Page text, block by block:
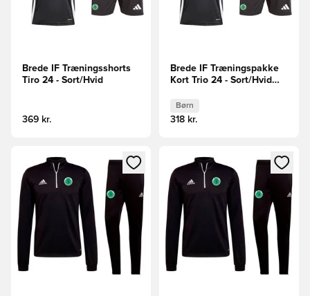
Brede IF Træningsshorts
Tiro 24 - Sort/Hvid
369 kr.
Brede IF Træningspakke
Kort Trio 24 - Sort/Hvid
Børn
318 kr.
Åbner en Modal til at logge ind eller tilmelde dig som
Åbner en Modal til at logge